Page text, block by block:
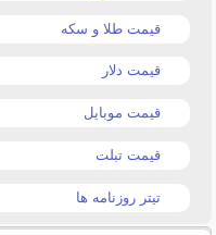
قیمت طلا و سکه
قیمت دلار
قیمت موبایل
قیمت تبلت
تیتر روزنامه ها